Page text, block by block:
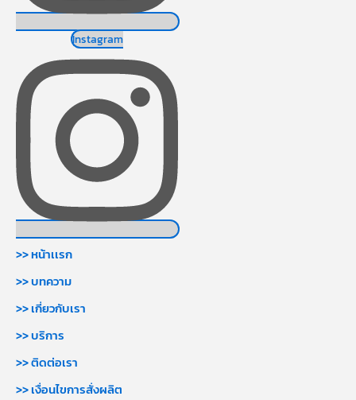
Instagram
>> หน้าเเรก
>> บทความ
>> เกี่ยวกับเรา
>> บริการ
>> ติดต่อเรา
>> เงื่อนไขการสั่งผลิต